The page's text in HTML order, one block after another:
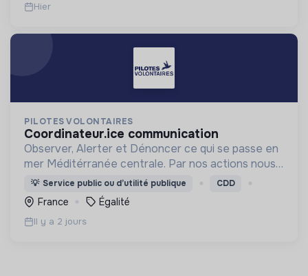
Hier
PILOTES VOLONTAIRES
coordinateur.ice communication
Observer, Alerter et Dénoncer ce qui se passe en
mer Méditérranée centrale. Par nos actions nous
défendons la vie et la liberté de circulation pour
tous et toutes.
💡 Service public ou d’utilité publique CDD
France Égalité
Il y a 2 jours